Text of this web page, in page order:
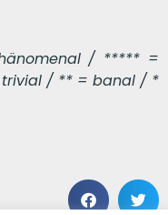
/ ***** =
/ ** = banal / *